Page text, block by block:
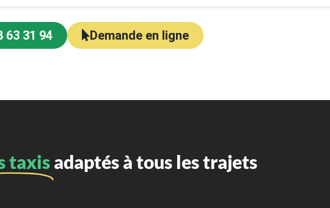
63 31 94 Demande en ligne
taxis adaptés à tous les trajets